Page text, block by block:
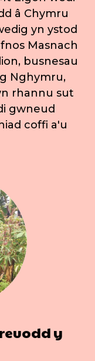
â Chymru
yn ystod
Masnach
busnesau
Nghymru,
rhannu sut
gwneud
coffi a'u
y